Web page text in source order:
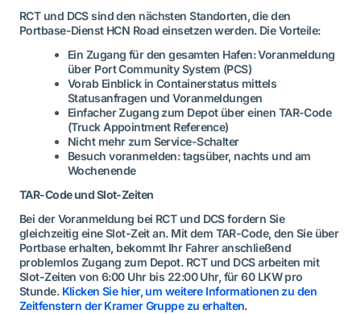
RCT und DCS sindden nächsten Standorten, die den
Portbase-Dienst HCN Road einsetzen werden. Die Vorteile:
Ein Zugang für den gesamten Hafen: Voranmeldung
über Port Community System (PCS)
Vorab Einblick in Containerstatus mittels
Statusanfragen und Voranmeldungen
Einfacher Zugang zum Depot über einen TAR-Code
(Truck Appointment Reference)
Nicht mehr zum Service-Schalter
Besuch voranmelden: tagsüber, nachts und am
Wochenende
TAR-Code und Slot-Zeiten
Bei der Voranmeldung bei RCT und DCS fordern Sie
gleichzeitig eine Slot-Zeit an. Mit dem TAR-Code, den Sie über
Portbase erhalten, bekommt Ihr Fahrer anschließend
problemlos Zugang zum Depot. RCT und DCS arbeiten mit
Slot-Zeiten von 6:00 Uhr bis 22:00 Uhr, für 60 LKW pro
Stunde. Klicken Sie hier, um weitere Informationen zu den
Zeitfenstern der Kramer Gruppe zu erhalten.